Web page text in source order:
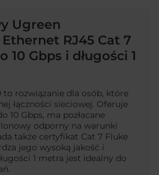
Ugreen
Ethernet RJ45 Cat 7
10 Gbps i długości 1
to rozwiązanie dla osób, które
łączności sieciowej. Oferuje
10 Gbps, ma pozłacane
odporny na warunki
także certyfikat Cat 7 Fluke
jego wysoką jakość i
1 metra jest idealny do